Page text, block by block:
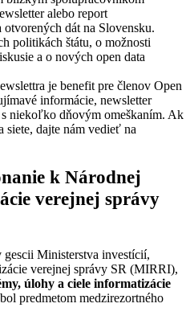
alebo report
dát na Slovensku.
politikách štátu, o možnosti
a o nových open data
je benefit pre členov Open
informácie, newsletter
s niekoľko dňovým omeškaním. Ak
siete, dajte nám vedieť na
k Národnej
verejnej správy
gescii Ministerstva investícií,
verejnej správy SR (MIRRI),
úlohy a ciele informatizácie
bol predmetom medzirezortného